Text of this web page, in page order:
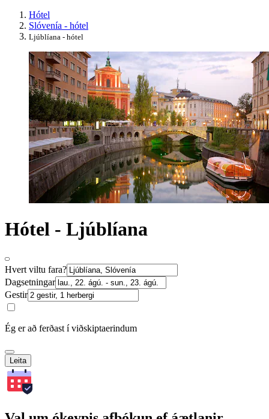
Hótel
Slóvenía - hótel
Ljúblíana - hótel
Hótel - Ljúblíana
Hvert viltu fara?
Dagsetningar
Gestir
Ég er að ferðast í viðskiptaerindum
Leita